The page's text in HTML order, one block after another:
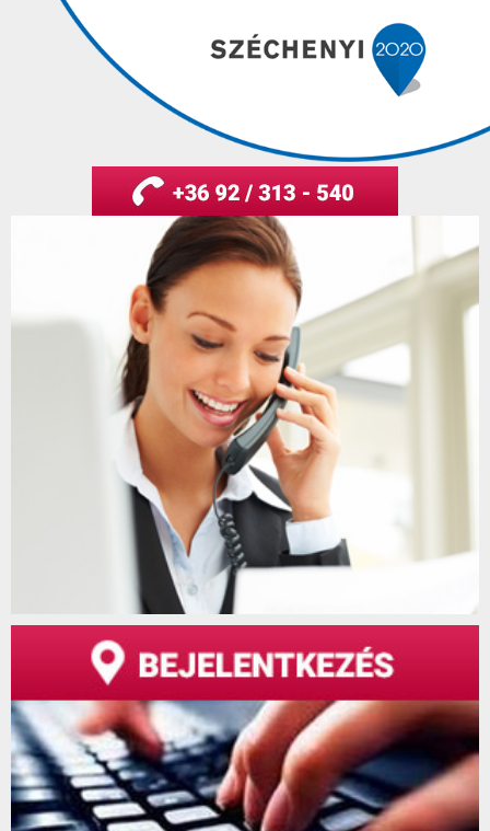
Bővebben
Márkafüggetlen tehergépkocsi szerviz
Ismerje meg vállalatunkat és szolgáltatásainkat!
Márkafüggetlen Busz szerviz